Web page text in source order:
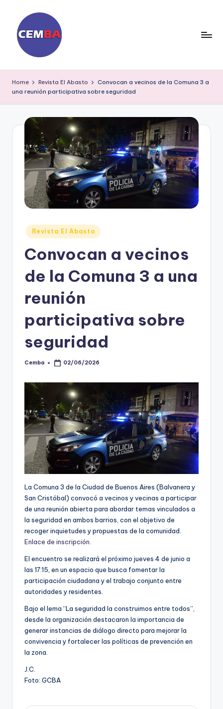
content
ia
ri
E
M
B
A
Home Revista El Abasto
Convocan a vecinos de la Comuna 3 a
una reunión participativa sobre seguridad
Posted
in
Revista El Abasto
Convocan a vecinos
de la Comuna 3 a una
reunión
participativa sobre
seguridad
Posted
Cemba 02/06/2026
La Comuna 3 de la Ciudad de Buenos Aires (Balvanera y
San Cristóbal) convocó a vecinos y vecinas a participar
de una reunión abierta para abordar temas vinculados a
la seguridad en ambos barrios, con el objetivo de
recoger inquietudes y propuestas de la comunidad.
Enlace de inscripción.
El encuentro se realizará el próximo jueves 4 de junio a
las 17:15, en un espacio que busca fomentar la
participación ciudadana y el trabajo conjunto entre
autoridades y residentes.
Bajo el lema “La seguridad la construimos entre todos”,
desde la organización destacaron la importancia de
generar instancias de diálogo directo para mejorar la
convivencia y fortalecer las políticas de prevención en
la zona.
J.C.
Foto: GCBA